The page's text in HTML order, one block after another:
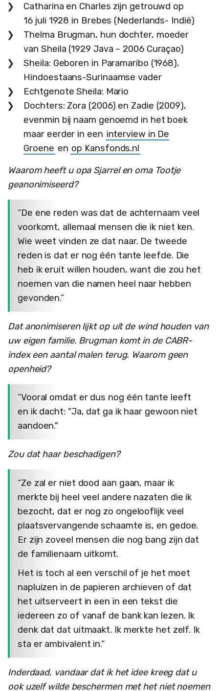
Catharina en Charles zijn getrouwd op
16 juli 1928 in Brebes (Nederlands- Indië)
Thelma Brugman, hun dochter, moeder
van Sheila (1929 Java – 2006 Curaçao)
Sheila: Geboren in Paramaribo (1968),
Hindoestaans-Surinaamse vader
Echtgenote Sheila: Mario
Dochters: Zora (2006) en Zadie (2009),
evenmin bij naam genoemd in het boek
maar eerder in een interview in De
Groene en op Kansfonds.nl
Waarom heeft u opa Sjarrel en oma Tootje
geanonimiseerd?
“De ene reden was dat de achternaam veel
voorkomt, allemaal mensen die ik niet ken.
Wie weet vinden ze dat naar. De tweede
reden is dat er nog één tante leefde. Die
heb ik eruit willen houden, want die zou het
noemen van die namen heel naar hebben
gevonden.”
Dat anonimiseren lijkt op uit de wind houden van
uw eigen familie. Brugman komt in de CABR-
index een aantal malen terug. Waarom geen
openheid?
“Vooral omdat er dus nog één tante leeft
en ik dacht: "Ja, dat ga ik haar gewoon niet
aandoen."
Zou dat haar beschadigen?
“Ze zal er niet dood aan gaan, maar ik
merkte bij heel veel andere nazaten die ik
bezocht, dat er nog zo ongelooflijk veel
plaatsvervangende schaamte is, en gedoe.
Er zijn zoveel mensen die nog bang zijn dat
de familienaam uitkomt.
Het is toch al een verschil of je het moet
napluizen in de papieren archieven of dat
het uitserveert in een in een tekst die
iedereen zo of vanaf de bank kan lezen. Ik
denk dat dat uitmaakt. Ik merkte het zelf. Ik
sta er ambivalent in.”
Inderdaad, vandaar dat ik het idee kreeg dat u
ook uzelf wilde beschermen met het niet noemen